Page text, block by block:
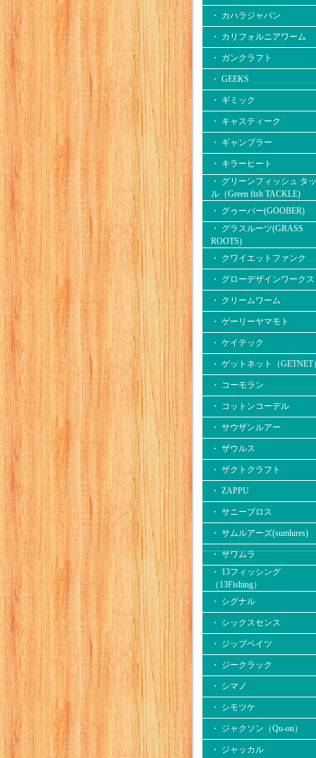
・ カハラジャパン
・ カリフォルニアワーム
・ ガンクラフト
・ GEEKS
・ ギミック
・ キャスティーク
・ ギャンブラー
・ キラーヒート
・ グリーンフィッシュ タ
ル（Green fish TACKLE)
・ グゥーバー(GOOBER)
・ グラスルーツ(GRASS
ROOTS)
・ クワイエットファンク
・ グローデザインワークス
・ クリームワーム
・ ゲーリーヤマモト
・ ケイテック
・ ゲットネット（GETNET
・ コーモラン
・ コットンコーデル
・ サウザンルアー
・ ザウルス
・ ザクトクラフト
・ ZAPPU
・ サニーブロス
・ サムルアーズ(sumlures)
・ サワムラ
・ 13フィッシング
（13Fishing）
・ シグナル
・ シックスセンス
・ ジップベイツ
・ ジークラック
・ シマノ
・ シモツケ
・ ジャクソン（Qu-on）
・ ジャッカル